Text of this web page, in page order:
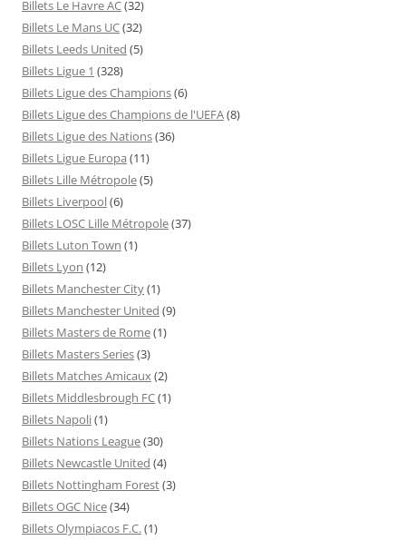
Billets Le Havre AC(32)
Billets Le Mans UC(32)
Billets Leeds United (5)
Billets Ligue 1 (328)
Billets Ligue des Champions(6)
Billets Ligue des Champions de l'UEFA(8)
Billets Ligue des Nations(36)
Billets Ligue Europa (11)
Billets Lille Métropole(5)
Billets Liverpool(6)
Billets LOSC Lille Métropole(37)
Billets Luton Town (1)
Billets Lyon (12)
Billets Manchester City(1)
Billets Manchester United (9)
Billets Masters de Rome(1)
Billets Masters Series(3)
Billets Matches Amicaux(2)
Billets Middlesbrough FC(1)
Billets Napoli(1)
Billets Nations League(30)
Billets Newcastle United (4)
Billets Nottingham Forest(3)
Billets OGC Nice(34)
Billets Olympiacos F.C.(1)